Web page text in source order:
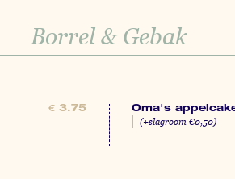
Borrel & Gebak
€ 3.75 Oma's
(+slagroom €0,50)